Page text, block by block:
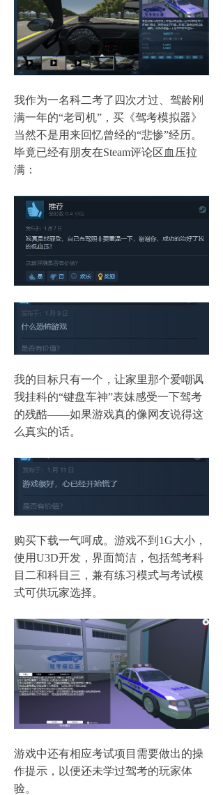
我作为一名科二考了四次才过、驾龄刚
满一年的“老司机” ，买《驾考模拟器》
当然不是用来回忆曾经的“悲惨”经历。
毕竟已经有朋友在Steam评论区血压拉
满：
我的目标只有一个，让家里那个爱嘲讽
我挂科的“键盘车神”表妹感受一下驾考
的残酷——如果游戏真的像网友说得这
么真实的话。
购买下载一气呵成。游戏不到 1G大小，
使用U3D开发，界面简洁，包括驾考科
目二和科目三，兼有练习模式与考试模
式可供玩家选择。
游戏中还有相应考试项目需要做出的操
作提示，以便还未学过驾考的玩家体
验。